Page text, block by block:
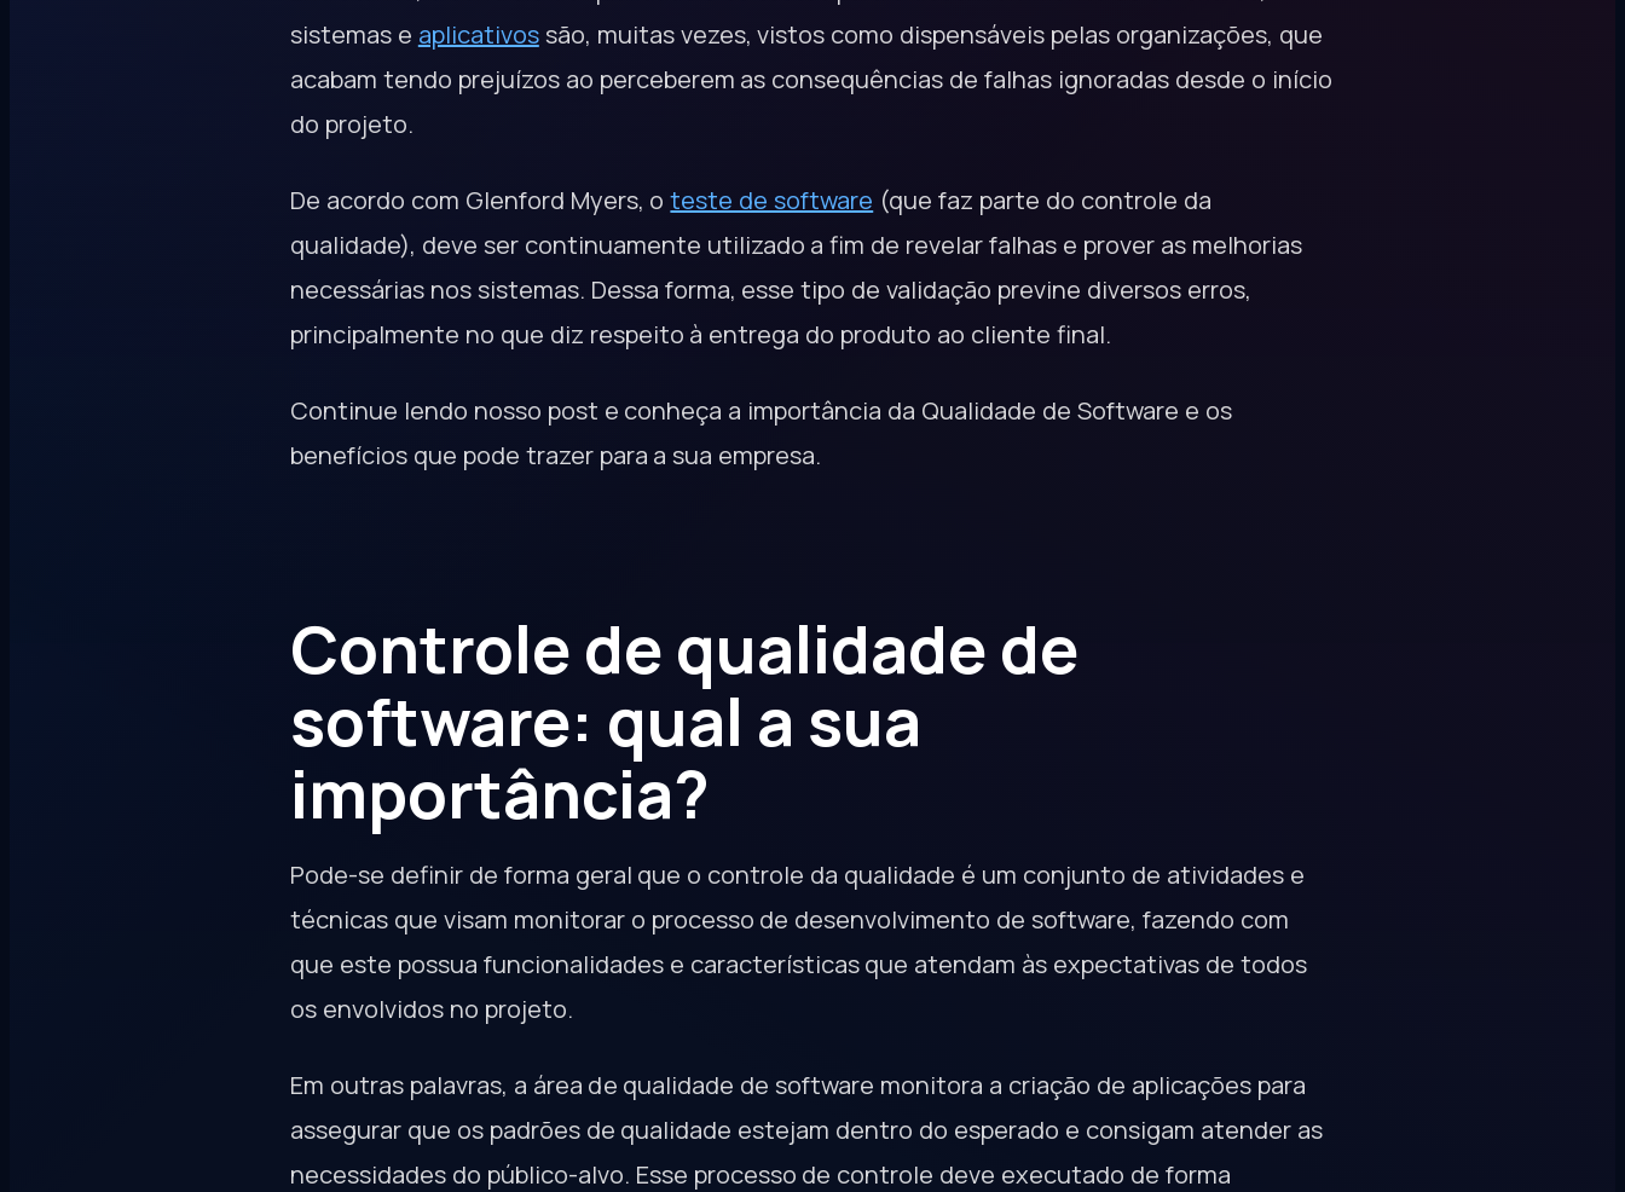
sistemas e aplicativossão, muitas vezes, vistos como dispensáveis pelas organizações, que
acabam tendo prejuízos ao perceberem as consequências de falhas ignoradas desde o início
do projeto.
De acordo com Glenford Myers, oteste de software (que faz parte do controle da
qualidade), deve ser continuamente utilizado a fim de revelar falhas e prover as melhorias
necessárias nos sistemas. Dessa forma, esse tipo de validação previne diversos erros,
principalmente no que diz respeito à entrega do produto ao cliente final.
Continue lendo nosso post e conheça a importância da Qualidade de Software e os
benefícios que pode trazer para a sua empresa.
Controle de qualidade de
software: qual a sua
importância?
Pode-se definir de forma geral que o controle da qualidade é um conjunto de atividades e
técnicas que visam monitorar o processo de desenvolvimento de software, fazendo com
que este possua funcionalidades e características que atendam às expectativas de todos
os envolvidos no projeto.
Em outras palavras, a área de qualidade de software monitora a criação de aplicações para
assegurar que os padrões de qualidade estejam dentro do esperado e consigam atender as
necessidades do público-alvo. Esse processo de controle deve executado de forma